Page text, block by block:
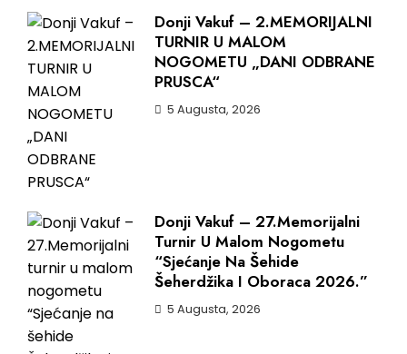
Donji Vakuf – 2.MEMORIJALNI
TURNIR U MALOM
NOGOMETU „DANI ODBRANE
PRUSCA“
5 Augusta, 2026
Donji Vakuf – 27.Memorijalni
Turnir U Malom Nogometu
“Sjećanje Na Šehide
Šeherdžika I Oboraca 2026.”
5 Augusta, 2026